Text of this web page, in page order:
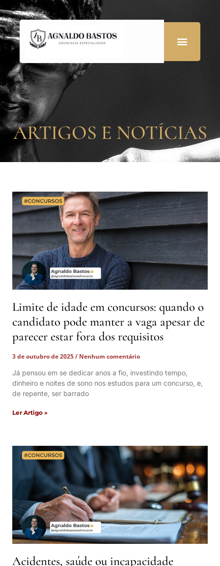
ARTIGOS E NOTÍCIAS
Limite de idade em concursos: quando o
candidato pode manter a vaga apesar de
parecer estar fora dos requisitos
3 de outubro de 2025
Nenhum comentário
Já pensou em se dedicar anos a fio, investindo tempo,
dinheiro e noites de sono nos estudos para um concurso, e,
de repente, ser barrado
Ler Artigo »
Acidentes, saúde ou incapacidade